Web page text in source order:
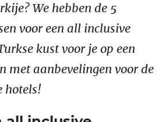
We hebben de 5
voor een all inclusive
kust voor je op een
met aanbevelingen voor de
hotels!